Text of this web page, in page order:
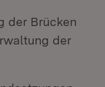
der Brücken
der